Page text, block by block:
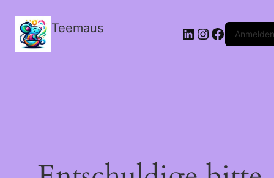
Teemaus LinkedIn
Instagram
FacebookAnmelden